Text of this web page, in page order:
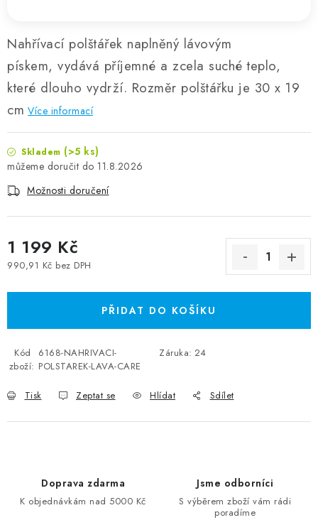
Nahřívací polštářek naplněný lávovým
pískem, vydává příjemné a zcela suché teplo,
které dlouho vydrží. Rozměr polštářku je 30 x 19
cm Více informací
Skladem (>5 ks)
11.8.2026
Možnosti doručení
1 199 Kč
990,91 Kč bez DPH
PŘIDAT DO KOŠÍKU
Kód
zboží:
6168-NAHRIVACI-
POLSTAREK-LAVA-CARE
Záruka: 24
Tisk Zeptat se Hlídat Sdílet
Doprava zdarma
K objednávkám nad 5000 Kč
Jsme odborníci
S výběrem zboží vám rádi
poradíme